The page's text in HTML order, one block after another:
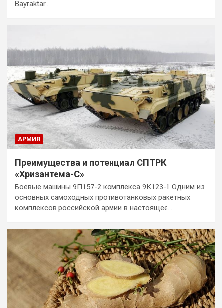
Bayraktar…
АРМИЯ
Преимущества и потенциал СПТРК
«Хризантема-С»
Боевые машины 9П157-2 комплекса 9К123-1 Одним из
основных самоходных противотанковых ракетных
комплексов российской армии в настоящее…